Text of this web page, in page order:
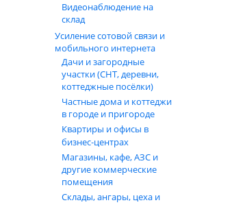
Страховочный шнур;
Батарея;
Паспорт.
Видеонаблюдение на
склад
Усиление сотовой связи и
мобильного интернета
Дачи и загородные
участки (СНТ, деревни,
коттеджные посёлки)
Частные дома и коттеджи
в городе и пригороде
Квартиры и офисы в
бизнес‑центрах
Магазины, кафе, АЗС и
другие коммерческие
помещения
Склады, ангары, цеха и